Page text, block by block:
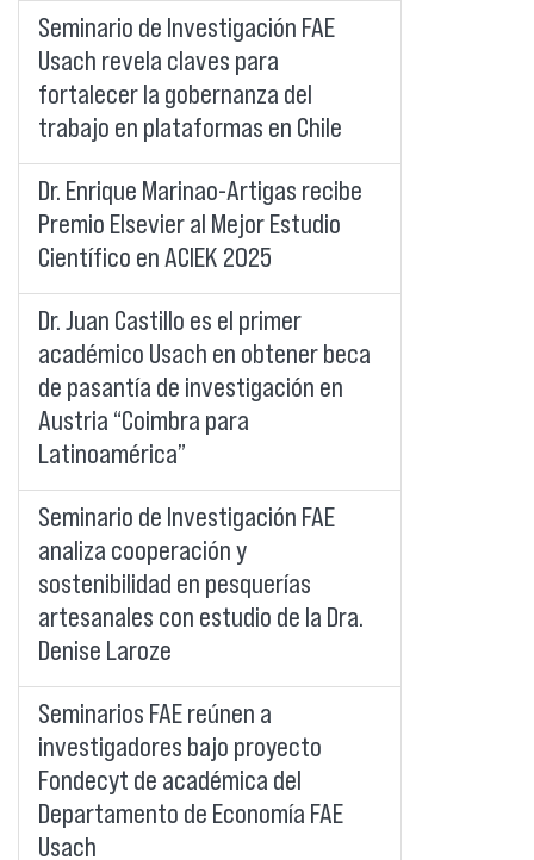
Seminario de Investigación FAE
Usach revela claves para
fortalecer la gobernanza del
trabajo en plataformas en Chile
Dr. Enrique Marinao-Artigas recibe
Premio Elsevier al Mejor Estudio
Científico en ACIEK 2025
Dr. Juan Castillo es el primer
académico Usach en obtener beca
de pasantía de investigación en
Austria “Coimbra para
Latinoamérica”
Seminario de Investigación FAE
analiza cooperación y
sostenibilidad en pesquerías
artesanales con estudio de la Dra.
Denise Laroze
Seminarios FAE reúnen a
investigadores bajo proyecto
Fondecyt de académica del
Departamento de Economía FAE
Usach